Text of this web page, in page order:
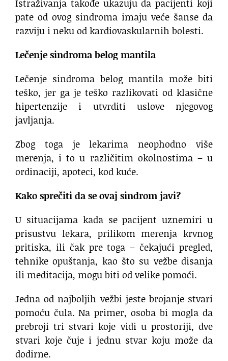
Istraživanja takođe ukazuju da pacijenti koji
pate od ovog sindroma imaju veće šanse da
razviju i neku od kardiovaskularnih bolesti.
Lečenje sindroma belog mantila
Lečenje sindroma belog mantila može biti
teško, jer ga je teško razlikovati od klasične
hipertenzije i utvrditi uslove njegovog
javljanja.
Zbog toga je lekarima neophodno više
merenja, i to u različitim okolnostima – u
ordinaciji, apoteci, kod kuće.
Kako sprečiti da se ovaj sindrom javi?
U situacijama kada se pacijent uznemiri u
prisustvu lekara, prilikom merenja krvnog
pritiska, ili čak pre toga – čekajući pregled,
tehnike opuštanja, kao što su vežbe disanja
ili meditacija, mogu biti od velike pomoći.
Jedna od najboljih vežbi jeste brojanje stvari
pomoću čula. Na primer, osoba bi mogla da
prebroji tri stvari koje vidi u prostoriji, dve
stvari koje čuje i jednu stvar koju može da
dodirne.